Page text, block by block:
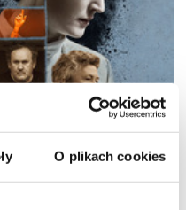
O plikach cookies